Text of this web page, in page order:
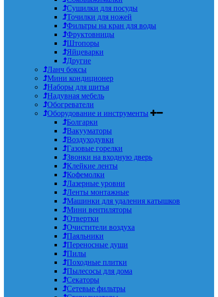
Сушилки для посуды
Точилки для ножей
Фильтры на кран для воды
Фруктовницы
Штопоры
Яйцеварки
Другие
Ланч боксы
Мини кондиционер
Наборы для шитья
Надувная мебель
Обогреватели
Оборудование и инструменты
Болгарки
Вакууматоры
Воздуходувки
Газовые горелки
Звонки на входную дверь
Клейкие ленты
Кофемолки
Лазерные уровни
Ленты монтажные
Машинки для удаления катышков
Мини вентиляторы
Отвертки
Очистители воздуха
Паяльники
Переносные души
Пилы
Походные плитки
Пылесосы для дома
Секаторы
Сетевые фильтры